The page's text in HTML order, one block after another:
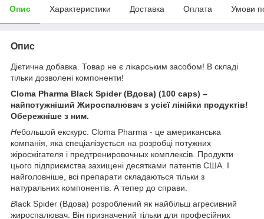
Опис Характеристики Доставка Оплата Умови
Опис
Дієтична добавка. Товар не є лікарським засобом! В складі
тільки дозволені компоненти!
Cloma Pharma Black Spider (Вдова) (100 caps) –
найпотужніший Жироспалювач з усієї лінійки продуктів!
Обережніше з ним.
Небольшой екскурс. Cloma Pharma - це американська
компанія, яка спеціалізується на розробці потужних
жіросжігателя і предтренировочных комплексів. Продукти
цього підприємства захищені десятками патентів США. І
найголовніше, всі препарати складаються тільки з
натуральних компонентів. А тепер до справи.
Black Spider (Вдова) розроблений як найбільш агресивний
жироспалювач. Він призначений тільки для професійних